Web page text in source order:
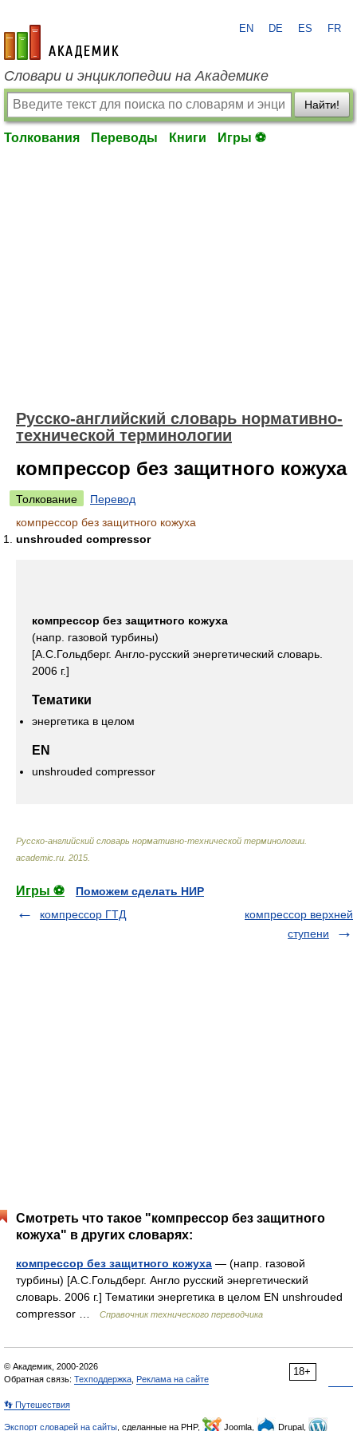
academic.ru
EN DE ES FR
Словари и энциклопедии на Академике
Найти!
Толкования Переводы Книги Игры ⚽
Русско-английский словарь нормативно-
технической терминологии
компрессор без защитного кожуха
Толкование
Перевод
компрессор без защитного кожуха
unshrouded compressor
компрессор без защитного кожуха
(напр. газовой турбины)
[А.С.Гольдберг. Англо-русский энергетический словарь.
2006 г.]
Тематики
энергетика в целом
EN
unshrouded compressor
Русско-английский словарь нормативно-технической терминологии
academic.ru 2015
Игры ⚽
Поможем сделать НИР
компрессор ГТД
компрессор верхней
ступени
Смотреть что такое "компрессор без защитного
кожуха" в других словарях:
компрессор без защитного кожуха — (напр. газовой
турбины) [А.С.Гольдберг. Англо русский энергетический
словарь. 2006 г.] Тематики энергетика в целом EN unshrouded
compressor …
Справочник технического переводчика
18+
© Академик, 2000-2026
Обратная связь: Техподдержка Реклама на сайте
👣 Путешествия
Экспорт словарей на сайты , сделанные на PHP, Joomla, Drupal,